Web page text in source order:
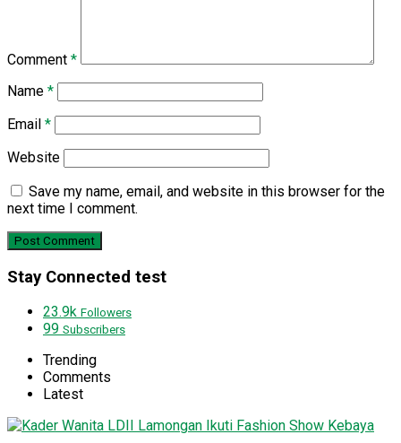
Comment *
Name *
Email *
Website
Save my name, email, and website in this browser for the
next time I comment.
Stay Connected test
23.9k Followers
99 Subscribers
Trending
Comments
Latest